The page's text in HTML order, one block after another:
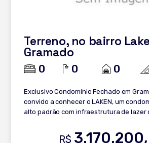
Terreno, no bairro
Gramado
0 0 0
Exclusivo Condomínio Fechado em Gramado -
convido a conhecer o LAKEN, um
alto padrão com infraestrutura de lazer
Central de Gramado. Terreno exclusivo - de frente para o
R$